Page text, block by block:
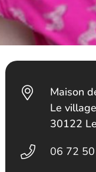
Maison
Le village
30122
06 72